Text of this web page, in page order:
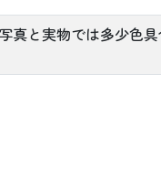
真と実物では多少色